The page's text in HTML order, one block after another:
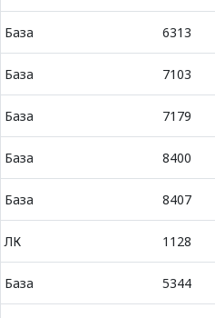
База 6313
База 7103
База 7179
База 8400
База 8407
ЛК 1128
База 5344